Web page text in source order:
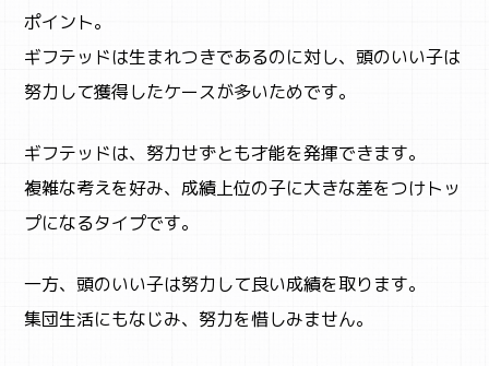
ポイント。
ギフテッドは生まれつきであるのに対し、頭のいい子は
努力して獲得したケースが多いためです。
ギフテッドは、努力せずとも才能を発揮できます。
複雑な考えを好み、成績上位の子に大きな差をつけトッ
プになるタイプです。
一方、頭のいい子は努力して良い成績を取ります。
集団生活にもなじみ、努力を惜しみません。